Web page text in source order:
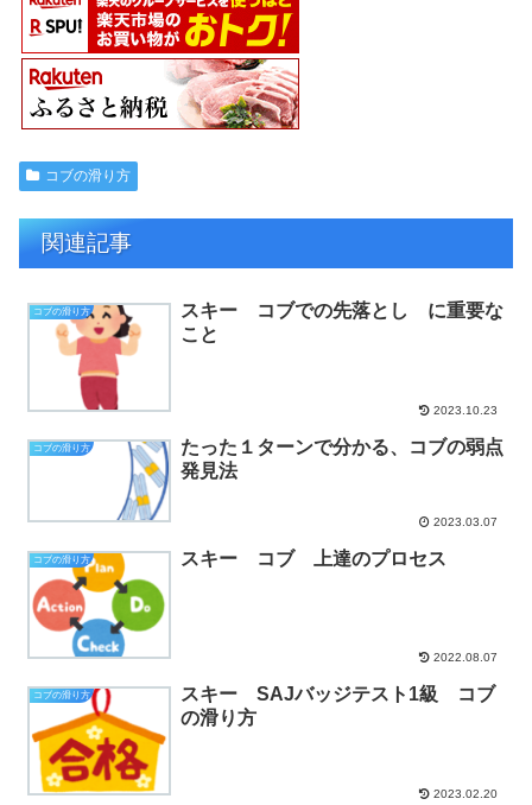
コブの滑り方
関連記事
コブの滑り方
スキー コブでの先落とし に重要な
こと
2023.10.23
コブの滑り方
たった１ターンで分かる、コブの弱点
発見法
2023.03.07
コブの滑り方 スキー コブ 上達のプロセス
2022.08.07
コブの滑り方
スキー SAJバッジテスト1級 コブ
の滑り方
2023.02.20